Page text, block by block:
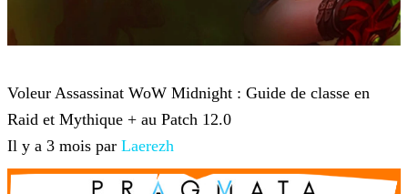
Voleur Assassinat WoW Midnight : Guide de classe en
Raid et Mythique + au Patch 12.0
Il y a 3 mois par Laerezh